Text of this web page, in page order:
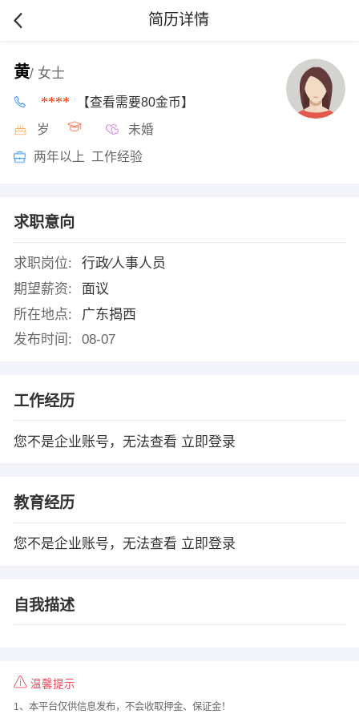
简历详情
黄/ 女士
**** 【查看需要80金币】
岁 未婚
两年以上 工作经验
求职意向
求职岗位:
行政∕人事人员
期望薪资:
面议
所在地点:
广东揭西
发布时间:
08-07
工作经历
您不是企业账号，无法查看 立即登录
教育经历
您不是企业账号，无法查看 立即登录
自我描述
温馨提示
1、本平台仅供信息发布，不会收取押金、保证金！